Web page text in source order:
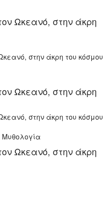
Ωκεανό, στην άκρη
Ωκεανό, στην άκρη
Μυθολογία
Ωκεανό, στην άκρη